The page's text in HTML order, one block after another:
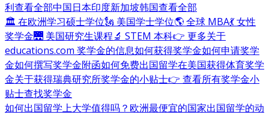
利查看全部中国日本印度新加坡韩国查看全部
🏛 在欧洲学习硕士学位🗽 美国学士学位🌎 全球 MBA💃 女性
奖学金🌉 美国研究生课程🔬 STEM 本科👉 更多关于
educations.com 奖学金的信息如何获得奖学金如何申请奖学
金如何撰写奖学金附函如何免费出国留学在美国获得体育奖学
金关于获得瑞典研究所奖学金的小贴士👉 查看所有奖学金小
贴士查找奖学金
如何出国留学上大学值得吗？ 欧洲最便宜的国家出国留学的动